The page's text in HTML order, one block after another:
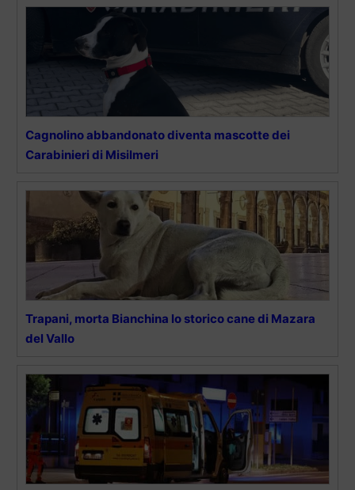
Cagnolino abbandonato diventa mascotte dei
Carabinieri di Misilmeri
Trapani, morta Bianchina lo storico cane di Mazara
del Vallo